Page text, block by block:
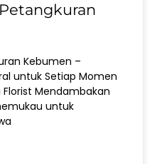
Kebumen –
untuk Setiap Momen
Mendambakan
untuk